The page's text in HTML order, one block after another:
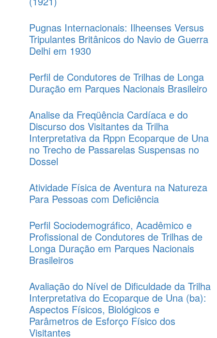
Pugnas Internacionais: Ilheenses Versus
Tripulantes Britânicos do Navio de Guerra
Delhi em 1930
Perfil de Condutores de Trilhas de Longa
Duração em Parques Nacionais Brasileiro
Analise da Freqüência Cardíaca e do
Discurso dos Visitantes da Trilha
Interpretativa da Rppn Ecoparque de Una
no Trecho de Passarelas Suspensas no
Dossel
Atividade Física de Aventura na Natureza
Para Pessoas com Deficiência
Perfil Sociodemográfico, Acadêmico e
Profissional de Condutores de Trilhas de
Longa Duração em Parques Nacionais
Brasileiros
Avaliação do Nível de Dificuldade da Trilha
Interpretativa do Ecoparque de Una (ba):
Aspectos Físicos, Biológicos e
Parâmetros de Esforço Físico dos
Visitantes